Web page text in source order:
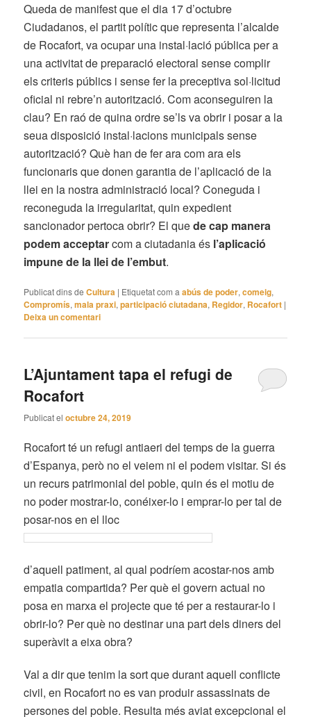
Queda de manifest que el dia 17 d’octubre
Ciudadanos, el partit polític que representa l’alcalde
de Rocafort, va ocupar una instal·lació pública per a
una activitat de preparació electoral sense complir
els criteris públics i sense fer la preceptiva sol·licitud
oficial ni rebre’n autorització. Com aconseguiren la
clau? En raó de quina ordre se’ls va obrir i posar a la
seua disposició instal·lacions municipals sense
autorització? Què han de fer ara com ara els
funcionaris que donen garantia de l’aplicació de la
llei en la nostra administració local? Coneguda i
reconeguda la irregularitat, quin expedient
sancionador pertoca obrir? El quede cap manera
podem acceptarcom a ciutadania és l’aplicació
impune de la llei de l’embut.
Publicat dins de Cultura | Etiquetat com a abús de poder,comeig,
Compromís,mala praxi,participació ciutadana, Regidor, Rocafort |
Deixa un comentari
L’Ajuntament tapa el refugi de
Rocafort
Publicat eloctubre 24, 2019
Rocafort té un refugi antiaeri del temps de la guerra
d’Espanya, però no el veiem ni el podem visitar. Si és
un recurs patrimonial del poble, quin és el motiu de
no poder mostrar-lo, conéixer-lo i emprar-lo per tal de
posar-nos en el lloc
d’aquell patiment, al qual podríem acostar-nos amb
empatia compartida? Per què el govern actual no
posa en marxa el projecte que té per a restaurar-lo i
obrir-lo? Per què no destinar una part dels diners del
superàvit a eixa obra?
Val a dir que tenim la sort que durant aquell conflicte
civil, en Rocafort no es van produir assassinats de
persones del poble. Resulta més aviat excepcional el